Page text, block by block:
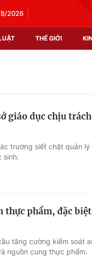
2026
THẾ GIỚI
trường
giáo dục chịu
trường siết chặt quản
sinh.
thực phẩm, đặc
tăng cường kiểm soát
nguồn cung thực phẩm.